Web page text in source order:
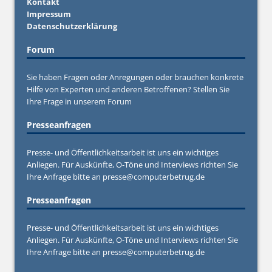
Impressum
Datenschutzerklärung
Forum
Sie haben Fragen oder Anregungen oder brauchen konkrete
Hilfe von Experten und anderen Betroffenen? Stellen Sie
Ihre Frage in unserem Forum
Presseanfragen
Presse- und Öffentlichkeitsarbeit ist uns ein wichtiges
Anliegen. Für Auskünfte, O-Töne und Interviews richten Sie
Ihre Anfrage bitte an presse@computerbetrug.de
Presseanfragen
Presse- und Öffentlichkeitsarbeit ist uns ein wichtiges
Anliegen. Für Auskünfte, O-Töne und Interviews richten Sie
Ihre Anfrage bitte an presse@computerbetrug.de